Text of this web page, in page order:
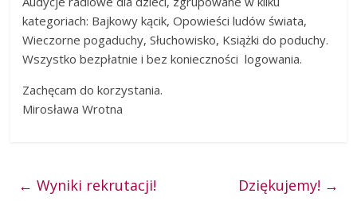
kategoriach: Bajkowy kącik, Opowieści ludów świata,
Wieczorne pogaduchy, Słuchowisko, Książki do poduchy.
Wszystko bezpłatnie i bez konieczności logowania.
Zachęcam do korzystania.
Mirosława Wrotna
← Wyniki rekrutacji! Dziękujemy! →